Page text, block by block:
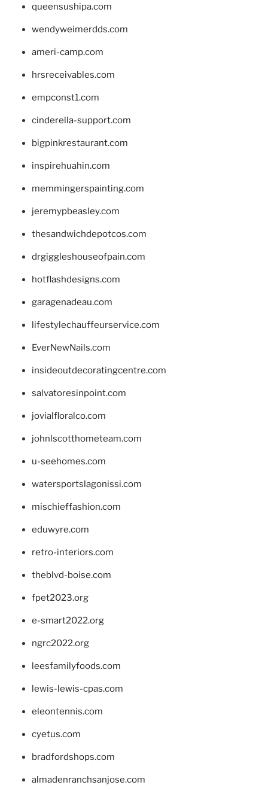
queensushipa.com
wendyweimerdds.com
ameri-camp.com
hrsreceivables.com
empconst1.com
cinderella-support.com
bigpinkrestaurant.com
inspirehuahin.com
memmingerspainting.com
jeremypbeasley.com
thesandwichdepotcos.com
drgiggleshouseofpain.com
hotflashdesigns.com
garagenadeau.com
lifestylechauffeurservice.com
EverNewNails.com
insideoutdecoratingcentre.com
salvatoresinpoint.com
jovialfloralco.com
johnlscotthometeam.com
u-seehomes.com
watersportslagonissi.com
mischieffashion.com
eduwyre.com
retro-interiors.com
theblvd-boise.com
fpet2023.org
e-smart2022.org
ngrc2022.org
leesfamilyfoods.com
lewis-lewis-cpas.com
eleontennis.com
cyetus.com
bradfordshops.com
almadenranchsanjose.com